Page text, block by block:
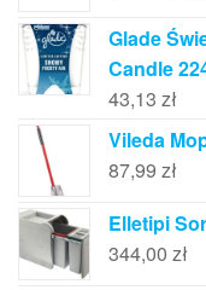
Glade
Candle
43,13 zł
Vileda
87,99 zł
Elletipi
344,00 zł